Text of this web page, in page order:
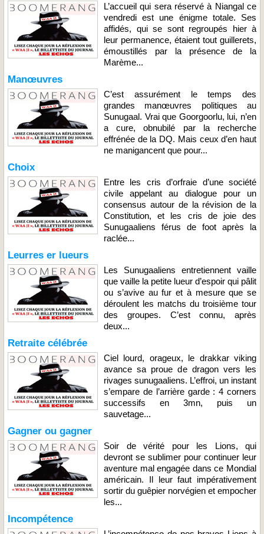
L’accueil qui sera réservé à Niangal ce
vendredi est une énigme totale. Ses
affidés, qui se sont regroupés hier à
leur permanence, étaient tout guillerets,
émoustillés par la présence de la
Marème...
Manœuvres
C’est assurément le temps des
grandes manœuvres politiques au
Sunugaal. Vrai que Goorgoorlu, lui, n’en
a cure, obnubilé par la recherche
effrénée de la DQ. Mais ceux d’en haut
ne manigancent que pour...
Choix
Entre les cris d’orfraie d’une société
civile appelant au dialogue pour un
consensus autour de la révision de la
Constitution, et les cris de joie des
Sunugaaliens férus de foot après la
raclée...
Leurres er lueurs
Les Sunugaaliens entretiennent vaille
que vaille la petite lueur d’espoir qui pâlit
ou s’avive au fur et à mesure que se
déroulent les matchs du troisième tour
des groupes. C’est connu, après
deux...
Retraite célébrée
Ciel lourd, orageux, le drakkar viking
avance sa proue de dragon vers les
rivages sunugaaliens. L’effroi, un instant
s’empare de l’arrière garde : 4 corners
successifs en 3mn, puis un
sauvetage...
Gagner ou gagner
Soir de vérité pour les Lions, qui
devront se sublimer pour continuer leur
aventure mal engagée dans ce Mondial
américain. Il leur faut impérativement
sortir du guêpier norvégien et empocher
les...
Incompétence